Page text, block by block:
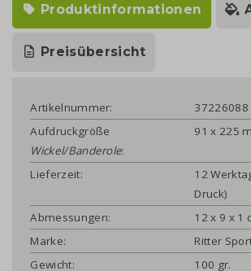
Produktinformationen
Preisübersicht
Artikelnummer:
37226088
Aufdruckgröße
Wickel/Banderole:
91 x 225
Lieferzeit:
12
Druck)
Abmessungen:
12 x 9 x 1
Marke:
Ritter
Gewicht:
100 gr.